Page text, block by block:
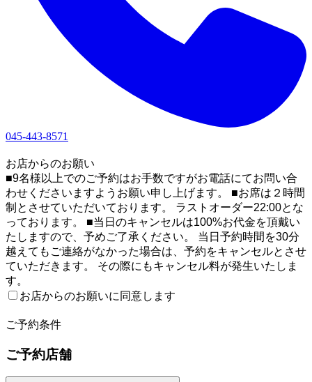
045-443-8571
お店からのお願い
■9名様以上でのご予約はお手数ですがお電話にてお問い合
わせくださいますようお願い申し上げます。 ■お席は２時間
制とさせていただいております。 ラストオーダー22:00とな
っております。 ■当日のキャンセルは100%お代金を頂戴い
たしますので、予めご了承ください。 当日予約時間を30分
越えてもご連絡がなかった場合は、予約をキャンセルとさせ
ていただきます。 その際にもキャンセル料が発生いたしま
す。
お店からのお願いに同意します
ご予約条件
ご予約店舗